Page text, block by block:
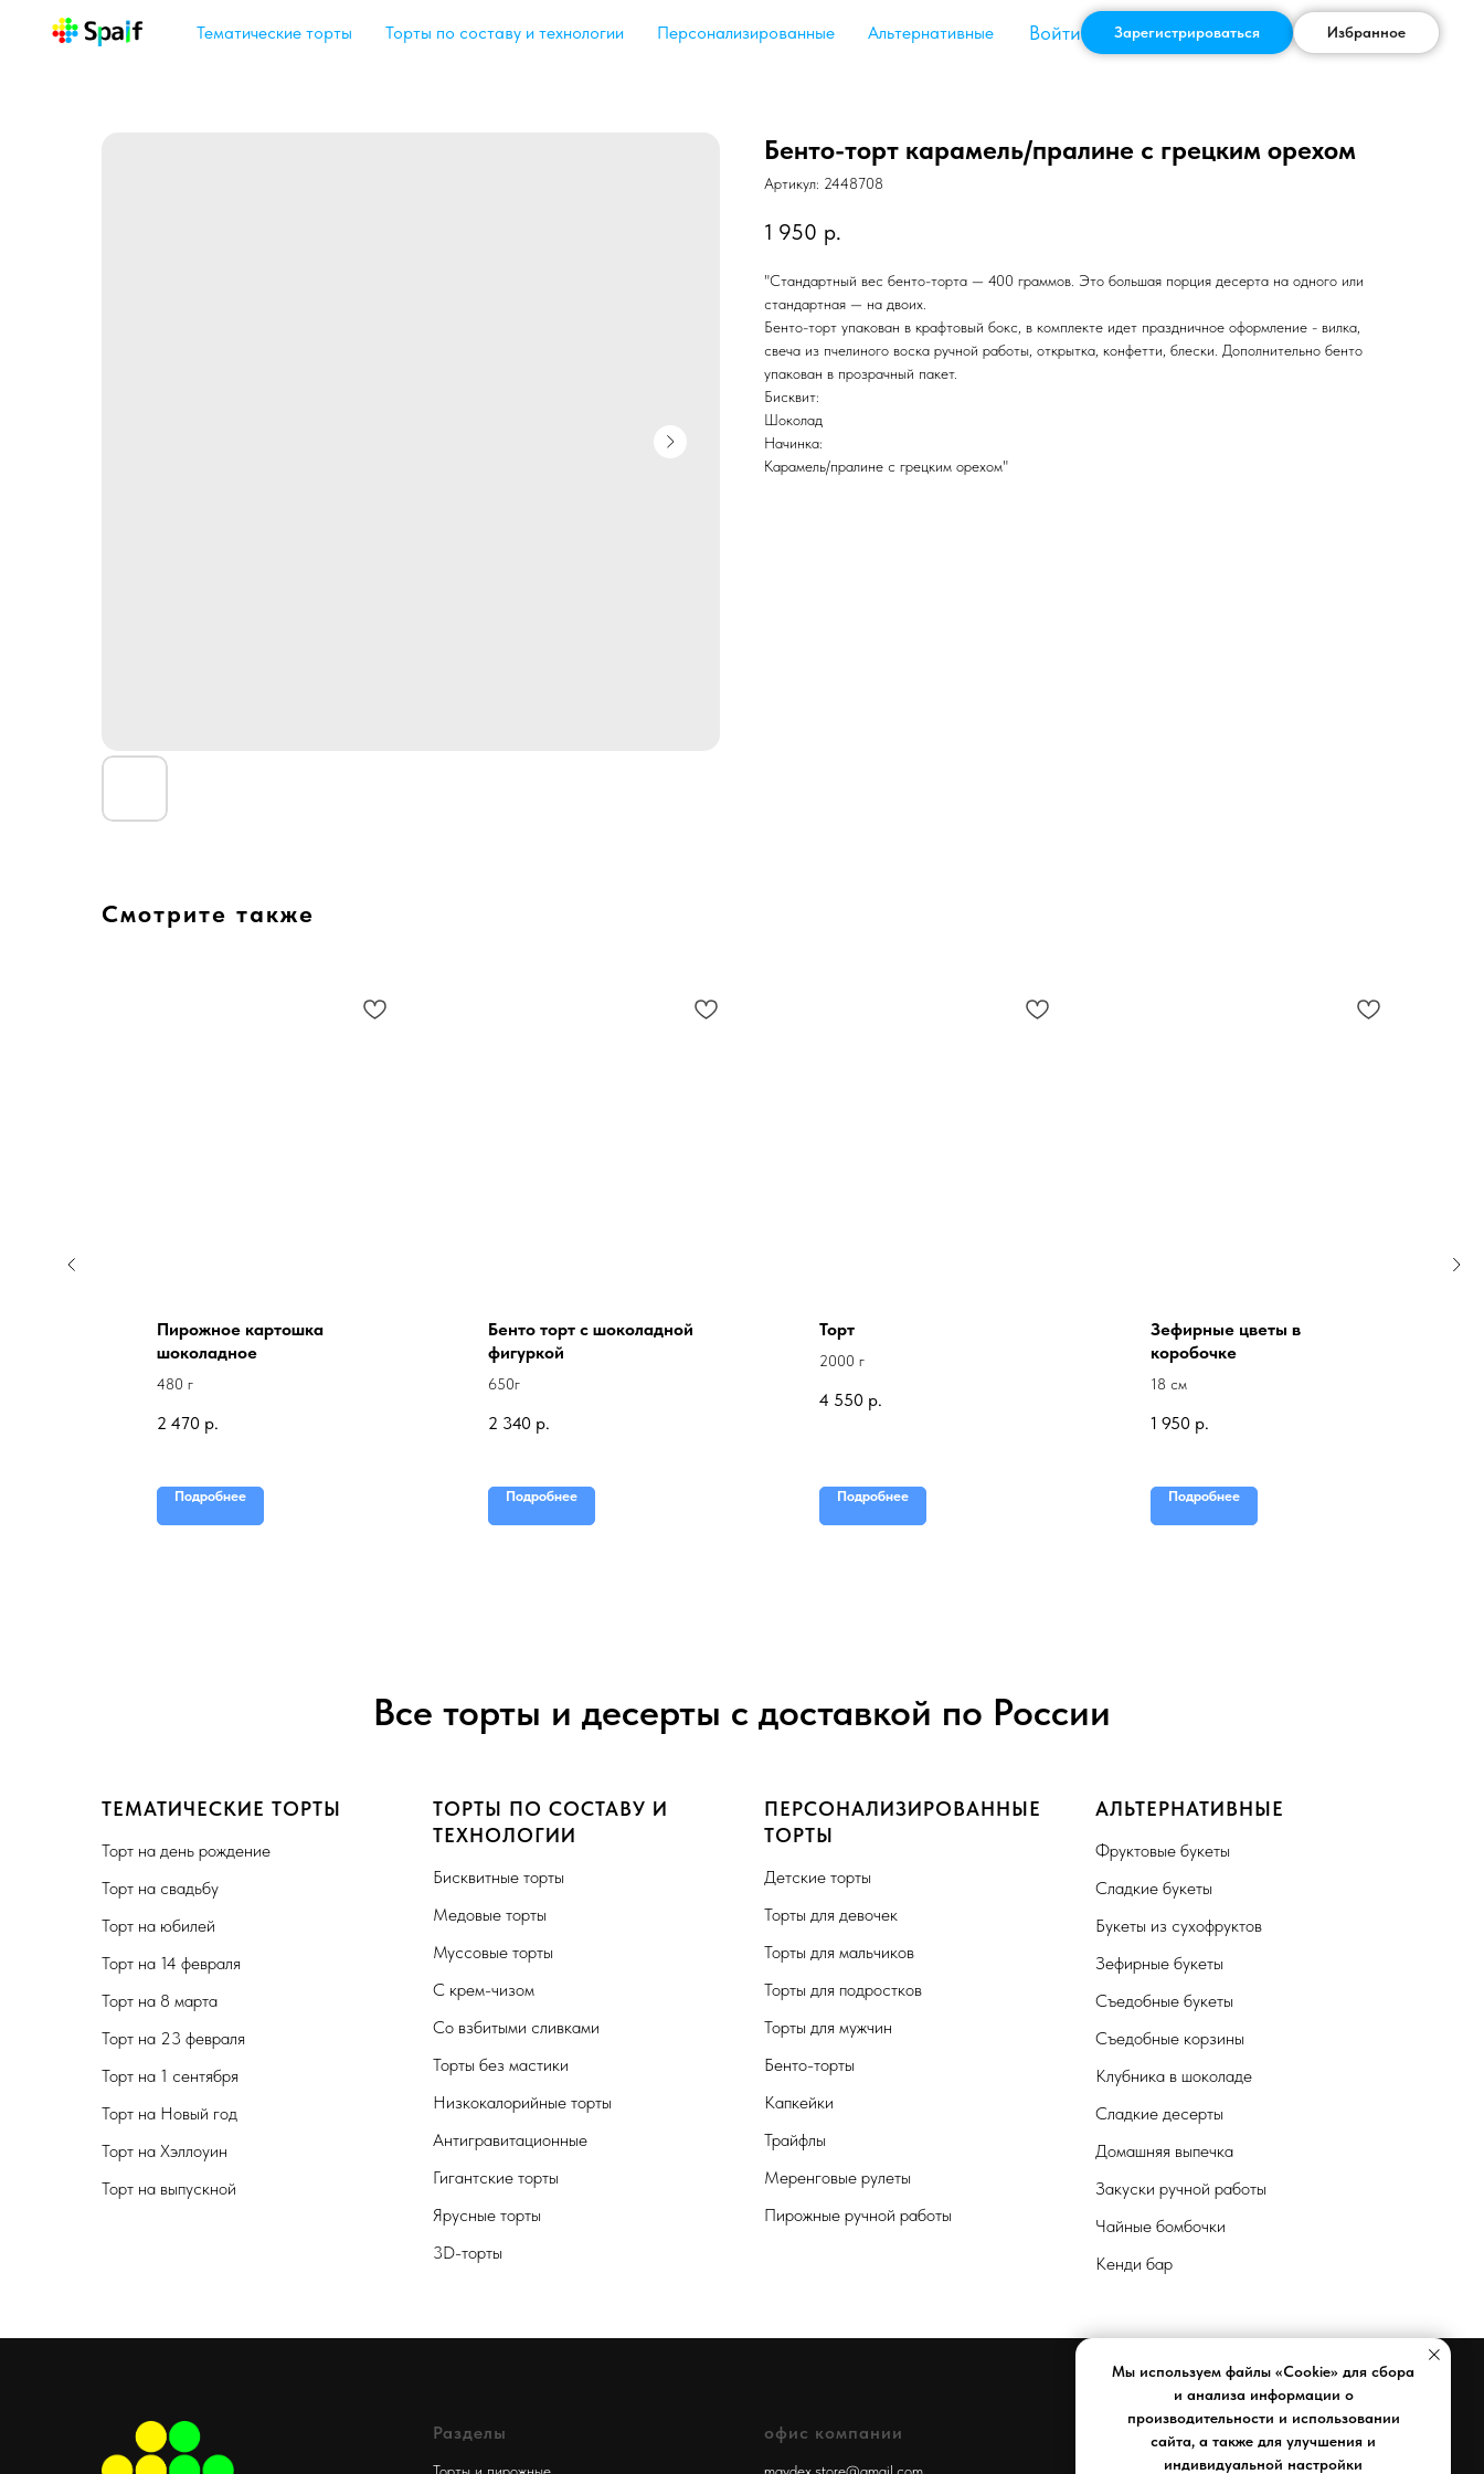
Тематические торты Торты по составу и технологии Персонализированные Альтернативные Войти Зарегистрироваться Избранное
Мы используем файлы «Cookie» для сбора
и анализа информации о
производительности и использовании
сайта, а также для улучшения и
индивидуальной настройки
Бенто-торт карамель/пралине с грецким орехом
Артикул: 2448708
1 950 р.
"Стандартный вес бенто-торта — 400 граммов. Это большая порция десерта на одного или
стандартная — на двоих.
Бенто-торт упакован в крафтовый бокс, в комплекте идет праздничное оформление - вилка,
свеча из пчелиного воска ручной работы, открытка, конфетти, блески. Дополнительно бенто
упакован в прозрачный пакет.
Бисквит:
Шоколад
Начинка:
Карамель/пралине с грецким орехом"
Смотрите также
Пирожное картошка
шоколадное
480 г
2 470 р.
Подробнее
Бенто торт с шоколадной
фигуркой
650г
2 340 р.
Подробнее
Торт
2000 г
4 550 р.
Подробнее
Зефирные цветы в
коробочке
18 см
1 950 р.
Подробнее
Все торты и десерты с доставкой по России
ТЕМАТИЧЕСКИЕ ТОРТЫ
Торт на день рождение
Торт на свадьбу
Торт на юбилей
Торт на 14 февраля
Торт на 8 марта
Торт на 23 февраля
Торт на 1 сентября
Торт на Новый год
Торт на Хэллоуин
Торт на выпускной
ТОРТЫ ПО СОСТАВУ И
ТЕХНОЛОГИИ
Бисквитные торты
Медовые торты
Муссовые торты
С крем-чизом
Со взбитыми сливками
Торты без мастики
Низкокалорийные торты
Антигравитационные
Гигантские торты
Ярусные торты
3D-торты
ПЕРСОНАЛИЗИРОВАННЫЕ
ТОРТЫ
Детские торты
Торты для девочек
Торты для мальчиков
Торты для подростков
Торты для мужчин
Бенто-торты
Капкейки
Трайфлы
Меренговые рулеты
Пирожные ручной работы
АЛЬТЕРНАТИВНЫЕ
Фруктовые букеты
Сладкие букеты
Букеты из сухофруктов
Зефирные букеты
Съедобные букеты
Съедобные корзины
Клубника в шоколаде
Сладкие десерты
Домашняя выпечка
Закуски ручной работы
Чайные бомбочки
Кенди бар
Разделы офис компании Документы